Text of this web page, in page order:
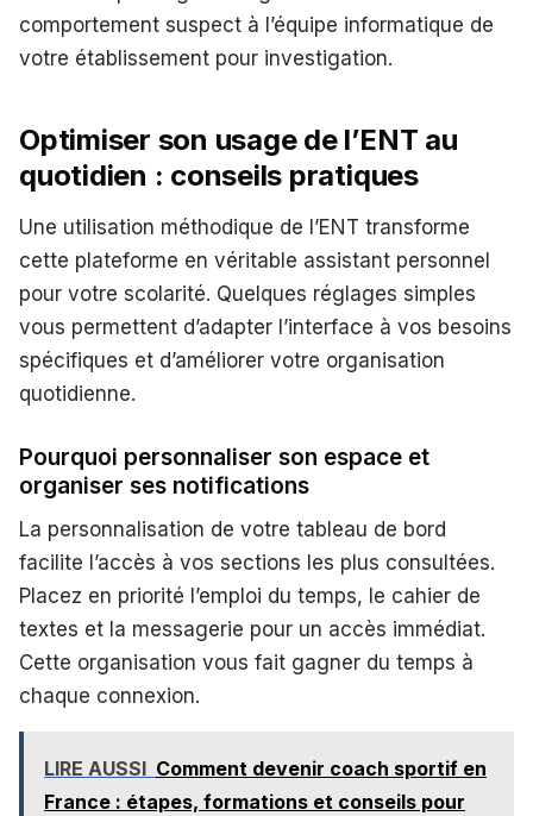
comportement suspect à l’équipe informatique de
votre établissement pour investigation.
Optimiser son usage de l’ENT au
quotidien : conseils pratiques
Une utilisation méthodique de l’ENT transforme
cette plateforme en véritable assistant personnel
pour votre scolarité. Quelques réglages simples
vous permettent d’adapter l’interface à vos besoins
spécifiques et d’améliorer votre organisation
quotidienne.
Pourquoi personnaliser son espace et
organiser ses notifications
La personnalisation de votre tableau de bord
facilite l’accès à vos sections les plus consultées.
Placez en priorité l’emploi du temps, le cahier de
textes et la messagerie pour un accès immédiat.
Cette organisation vous fait gagner du temps à
chaque connexion.
LIRE AUSSI Comment devenir coach sportif en
France : étapes, formations et conseils pour